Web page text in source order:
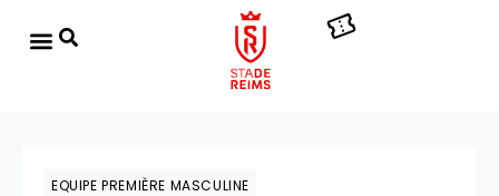
EQUIPE PREMIÈRE MASCULINE